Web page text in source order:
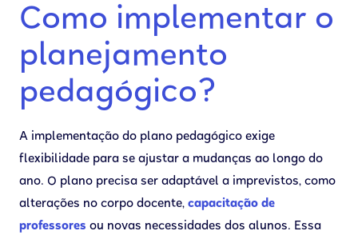
Como implementar o
planejamento
pedagógico?
A implementação do plano pedagógico exige
flexibilidade para se ajustar a mudanças ao longo do
ano. O plano precisa ser adaptável a imprevistos, como
alterações no corpo docente, capacitação de
professores ou novas necessidades dos alunos. Essa